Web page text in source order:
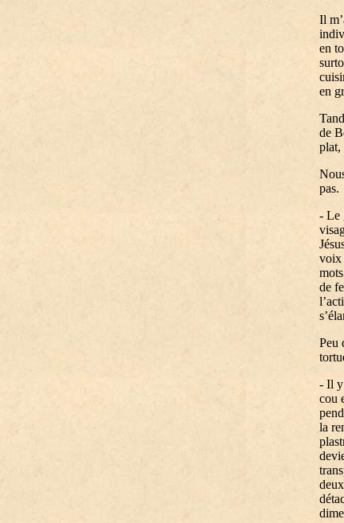
Il
en
en
de
plat,
pas.
- Le
voix
mots
de
Peu
- Il y
cou
la